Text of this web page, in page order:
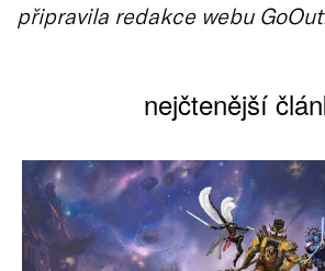
připravila redakce webu
nejčtenější